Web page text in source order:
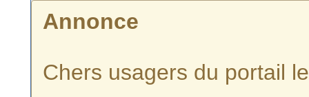
Annonce
Chers usagers du portail